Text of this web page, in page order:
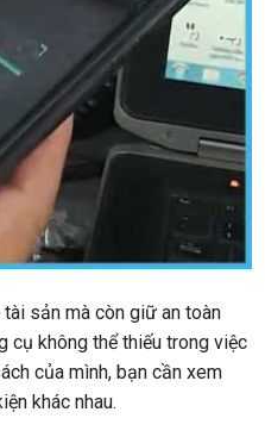
sản mà còn giữ an toàn
cụ không thể thiếu trong việc
của mình, bạn cần xem
khác nhau.